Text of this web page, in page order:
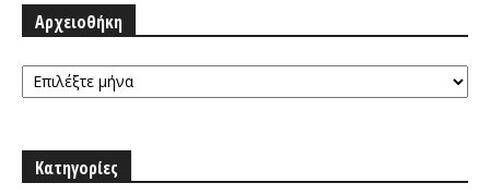
Αρχειοθήκη
Αρχειοθήκη
Κατηγορίες